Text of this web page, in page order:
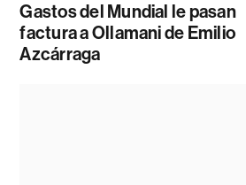
Gastos del Mundial le pasan
factura a Ollamani de Emilio
Azcárraga